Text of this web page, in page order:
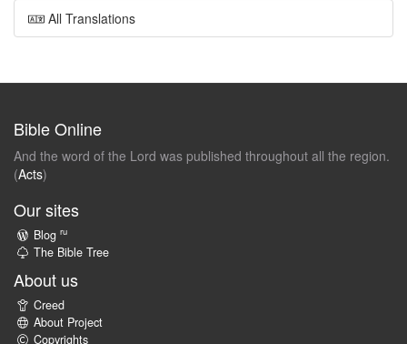
All Translations
Bible Online
And the word of the Lord was published throughout all the region.
(Acts)
Our sites
Blog ru
The Bible Tree
About us
Creed
About Project
Copyrights